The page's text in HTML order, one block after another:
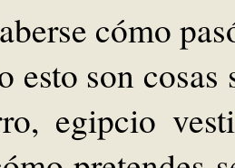
cómo
esto son
egipcio